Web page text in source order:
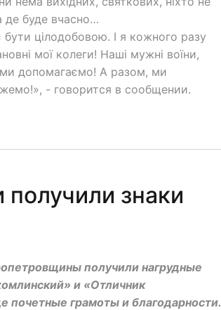
де буде вчасно…
цілодобовою. І я кожного разу
мої колеги! Наші мужні воїни,
допомагаємо! А разом, ми
- говорится в сообщении.
получили знаки
получили нагрудные
и «Отличник
почетные грамоты и благодарности.